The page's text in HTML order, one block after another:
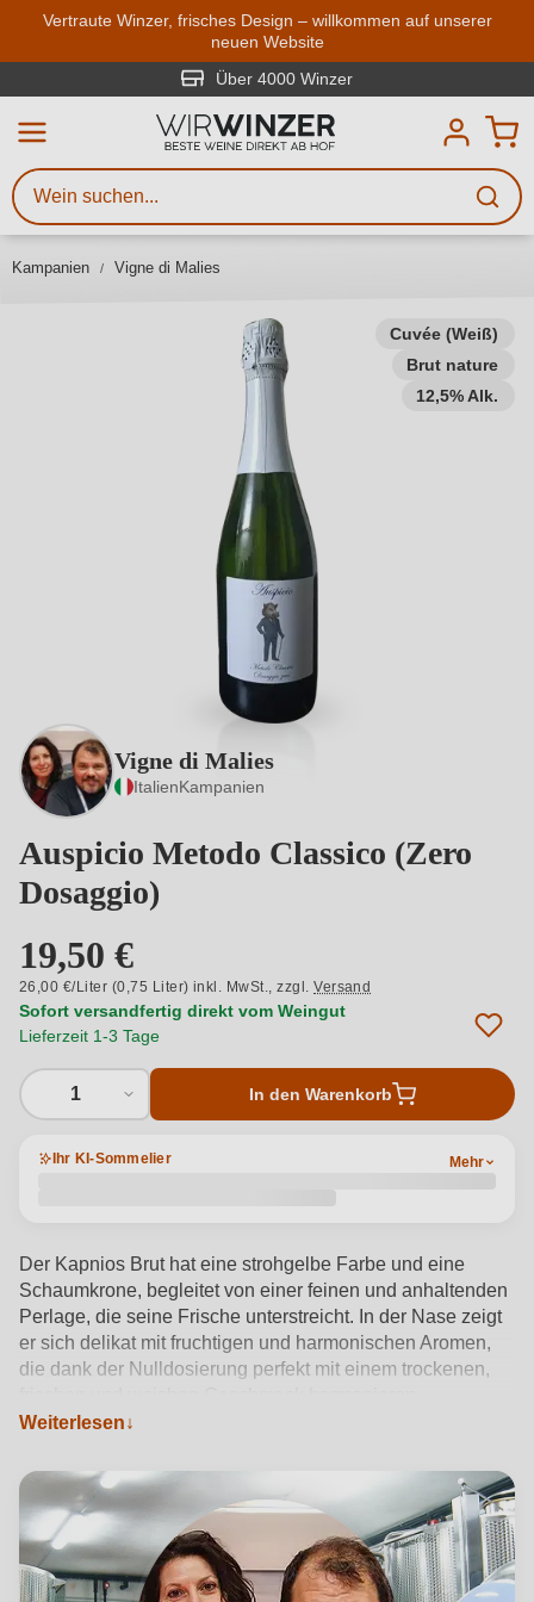
Zum Hauptinhalt springen
Vertraute Winzer, frisches Design – willkommen auf unserer
neuen Website
Über 4000 Winzer
Kampanien Vigne di Malies
Cuvée (Weiß)
Brut nature
12,5% Alk.
Vigne di Malies
ItalienKampanien
Auspicio Metodo Classico (Zero
Dosaggio)
19,50 €
26,00 €/Liter (0,75 Liter) inkl. MwSt.,zzgl.Versand
Sofort versandfertig direkt vom Weingut
Lieferzeit 1-3 Tage
1 In den Warenkorb
Ihr KI-Sommelier Mehr
Der Kapnios Brut hat eine strohgelbe Farbe und eine
Schaumkrone, begleitet von einer feinen und anhaltenden
Perlage, die seine Frische unterstreicht. In der Nase zeigt
er sich delikat mit fruchtigen und harmonischen Aromen,
die dank der Nulldosierung perfekt mit einem trockenen,
Hergestellt von der Kellerei Vigne di Malies im Herzen von
Identität eines Gebiets wider, das seit Jahrtausenden dem
Weinbau gewidmet ist. Bei einer Temperatur von 6-8°C
serviert, eignet sich der Kapnios Brut ideal als Aperitif oder
zu Fischgerichten und Frischkäse. Ein authentisches
Erlebnis, das von der Leidenschaft der Familie Foschini für
Weiterlesen
Weinsuche
Mindestens 3 Zeichen eingeben
Beschreiben Sie, welchen Wein
Sie suchen – ob nach Geschmack,